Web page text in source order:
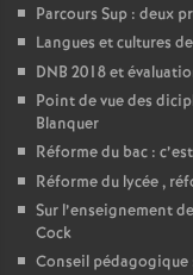
Parcours Sup : deux
Langues et cultures
DNB 2018 et
Point de vue des
Blanquer
Réforme du bac :
Réforme du lycée ,
Sur l’enseignement
Cock
Conseil pédagogique